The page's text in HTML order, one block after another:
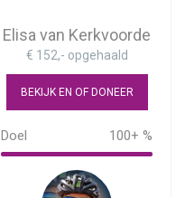
Elisa van Kerkvoorde
€ 152,- opgehaald
BEKIJK EN OF DONEER
Doel 100+ %
152%